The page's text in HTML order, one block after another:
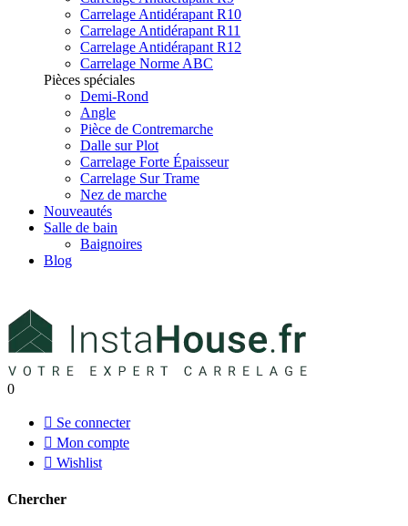
Carrelage Antidérapant R10
Carrelage Antidérapant R11
Carrelage Antidérapant R12
Carrelage Norme ABC
Pièces spéciales
Demi-Rond
Angle
Pièce de Contremarche
Dalle sur Plot
Carrelage Forte Épaisseur
Carrelage Sur Trame
Nez de marche
Nouveautés
Salle de bain
Baignoires
Blog
0
 Se connecter
 Mon compte
 Wishlist
Chercher